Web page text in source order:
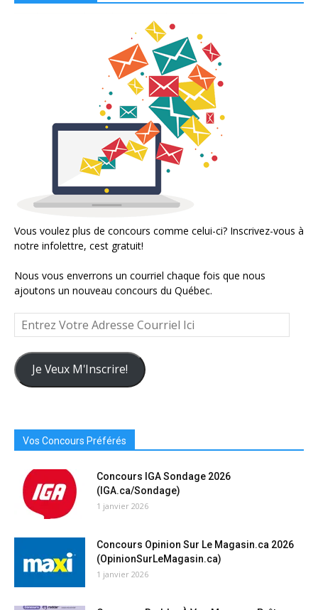
Vous voulez plus de concours comme celui-ci? Inscrivez-vous à
notre infolettre, cest gratuit!
Nous vous enverrons un courriel chaque fois que nous
ajoutons un nouveau concours du Québec.
Entrez
Votre
Adresse
Courriel
Ici
Je Veux M'Inscrire!
Vos Concours Préférés
Concours IGA Sondage 2026
(IGA.ca/Sondage)
1 janvier 2026
Concours Opinion Sur Le Magasin.ca 2026
(OpinionSurLeMagasin.ca)
1 janvier 2026